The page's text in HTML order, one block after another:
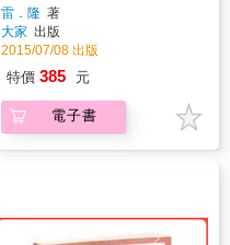
雷．隆 著
大家 出版
2015/07/08 出版
特價 385 元
電子書